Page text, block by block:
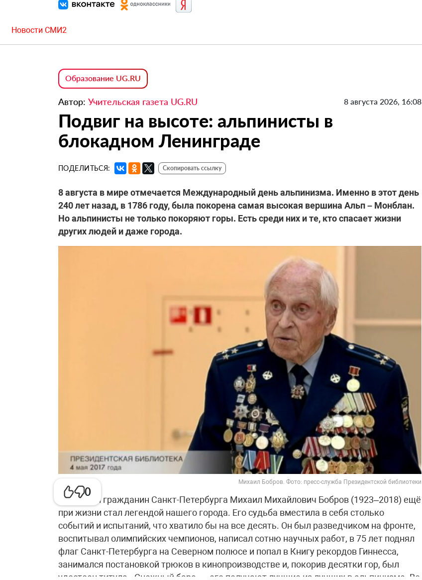
0
Новости СМИ2
Образование UG.RU
Автор: Учительская газета UG.RU 8 августа 2026, 16:08
Подвиг на высоте: альпинисты в
блокадном Ленинграде
ПОДЕЛИТЬСЯ: Скопировать ссылку
8 августа в мире отмечается Международный день альпинизма. Именно в этот день
240 лет назад, в 1786 году, была покорена самая высокая вершина Альп – Монблан.
Но альпинисты не только покоряют горы. Есть среди них и те, кто спасает жизни
других людей и даже города.
Михаил Бобров. Фото: пресс-служба Президентской библиотеки
Почётный гражданин Санкт-Петербурга Михаил Михайлович Бобров (1923–2018) ещё
при жизни стал легендой нашего города. Его судьба вместила в себя столько
событий и испытаний, что хватило бы на все десять. Он был разведчиком на фронте,
воспитывал олимпийских чемпионов, написал сотню научных работ, в 75 лет поднял
флаг Санкт-Петербурга на Северном полюсе и попал в Книгу рекордов Гиннесса,
занимался постановкой трюков в кинопроизводстве и, покорив десятки гор, был
удостоен титула «Снежный барс» – его получают лучшие из лучших в альпинизме. Во